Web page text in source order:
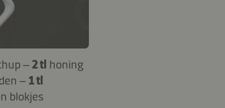
– 2 tl honing
– 1 tl
blokjes